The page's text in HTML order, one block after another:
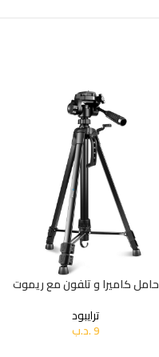
حامل كاميرا و تلفون مع ريموت
ترايبود
9.د.ب